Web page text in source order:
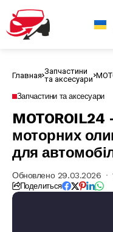
Главная Запчастини
та аксесуари
Запчастини та аксесуари
MOTOROIL24
моторних
для
Обновлено 29.03.2026
Поделиться